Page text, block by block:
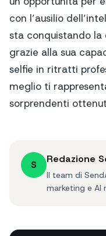
con l’ausilio
sta conquistando
grazie alla sua
selfie in ritratti
meglio ti
sorprendenti
S Redazione
Il team di
marketing e AI